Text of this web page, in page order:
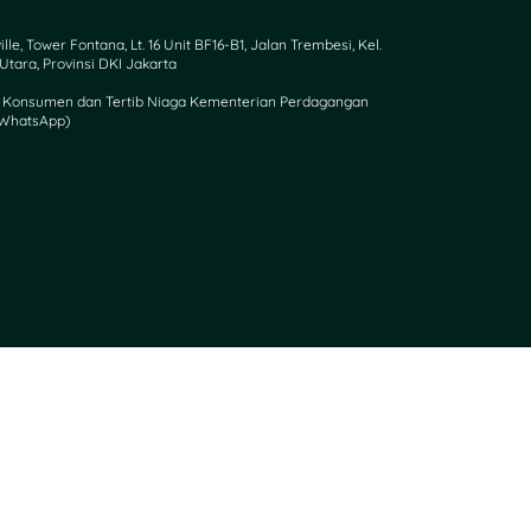
Tower Fontana, Lt. 16 Unit BF16-B1, Jalan Trembesi, Kel.
Provinsi DKI Jakarta
dan Tertib Niaga Kementerian Perdagangan